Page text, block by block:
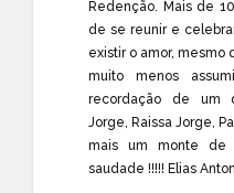
Redenção. Mais de
de se reunir e
existir o amor, mesmo
muito menos
recordação de um
Jorge Raissa Jorge
mais um monte
saudade !!!!! Elias